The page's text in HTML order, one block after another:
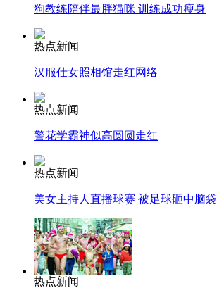
纽约上演“枕头大战”
狗教练陪伴最胖猫咪 训练成功瘦身
热点新闻
汉服仕女照相馆走红网络
热点新闻
警花学霸神似高圆圆走红
热点新闻
美女主持人直播球赛 被足球砸中脑袋
热点新闻